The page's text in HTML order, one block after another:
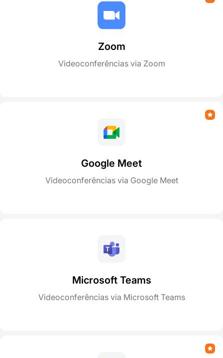
Zoom
Videoconferências via Zoom
Google Meet
Videoconferências via Google Meet
Microsoft Teams
Videoconferências via Microsoft Teams